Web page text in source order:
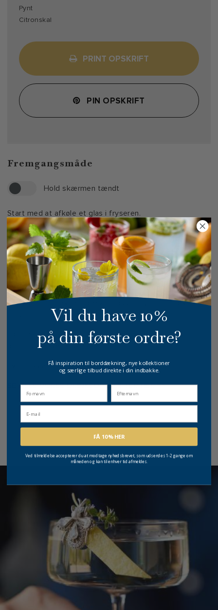
Fremgangsmåde
Hold skærmen tændt
Start med at afkøle et glas i fryseren.
Fyld et mixerglas med isterninger.
Tilsæt tør gin, vodka og tør Vermouth til mixerglasset.
Rør blandingen med god tålmodighed for at sikre, at
ingredienserne blandes godt sammen.
Si forsigtigt drinken fra mixerglasset over i det afkølede
Tag en citronskal og klem den sammen over glasset for
at frigive de æteriske olier.
Pynt glasset med citronskal og server straks.
SE ALLE VORES DRINKSOPSKRIFTER HER >>
Pynt
Citronskal
PRINT OPSKRIFT
PIN OPSKRIFT
Vil du have 10%
på din første ordre?
Få inspiration til borddækning, nye kollektioner
og særlige tilbud direkte i din indbakke.
FÅ 10% HER
Ved tilmeldelse accepterer du at modtage nyhedsbrevet, som udsendes 1-2 gange om
måneden og kan til enhver tid afmeldes.